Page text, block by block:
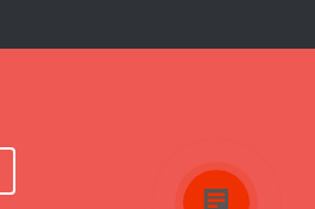
PROFIE
помочь вам.
у вас
САЙТА ВОЗМОЖНО ТОЛЬКО
INMARKETING@GK-RP.RU